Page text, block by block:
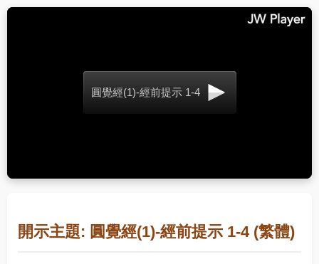
圓覺經(1)-經前提示 1-4
開示主題: 圓覺經(1)-經前提示 1-4 (繁體)